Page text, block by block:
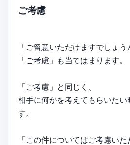
ご考慮
「ご留意いただけますでしょ
「ご考慮」も当てはまります。
「ご考慮」と同じく、
相手に何かを考えてもらいた
す。
「この件についてはご考慮い